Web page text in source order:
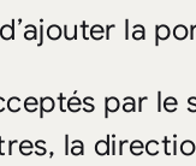
la
par le
la